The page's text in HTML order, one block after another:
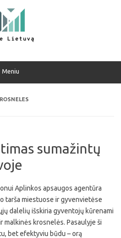
Meniu
sumažintų
Aplinkos apsaugos agentūra
tarša miestuose ir gyvenvietėse
dalelių išskiria gyventojų kūrenami
malkinės krosnelės. Pasaulyje ši
bet efektyviu būdu – orą